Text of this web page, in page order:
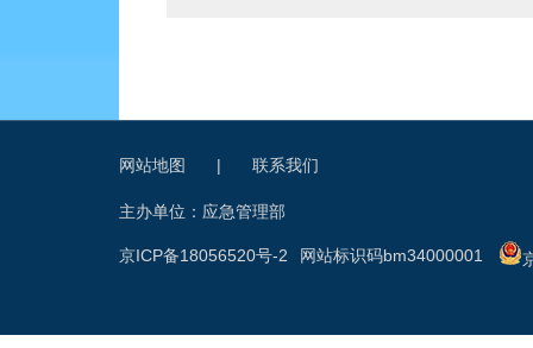
网站地图 | 联系我们
主办单位：应急管理部
网站标识码bm34000001
京ICP备18056520号-2